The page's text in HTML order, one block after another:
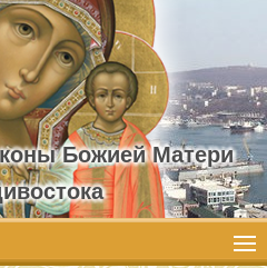
Божией Матери